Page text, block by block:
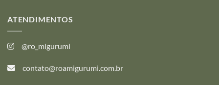
ATENDIMENTOS
@ro_migurumi
contato@roamigurumi.com.br